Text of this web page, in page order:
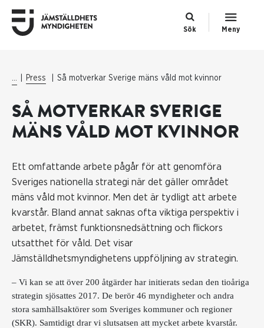
Sök Meny
... Press Så motverkar Sverige mäns våld mot kvinnor
SÅ MOTVERKAR SVERIGE
MÄNS VÅLD MOT KVINNOR
Ett omfattande arbete pågår för att genomföra
Sveriges nationella strategi när det gäller området
mäns våld mot kvinnor. Men det är tydligt att arbete
kvarstår. Bland annat saknas ofta viktiga perspektiv i
arbetet, främst funktionsnedsättning och flickors
utsatthet för våld. Det visar
Jämställdhetsmyndighetens uppföljning av strategin.
– Vi kan se att över 200 åtgärder har initierats sedan den tioåriga
strategin sjösattes 2017. De berör 46 myndigheter och andra
stora samhällsaktörer som Sveriges kommuner och regioner
(SKR). Samtidigt drar vi slutsatsen att mycket arbete kvarstår.